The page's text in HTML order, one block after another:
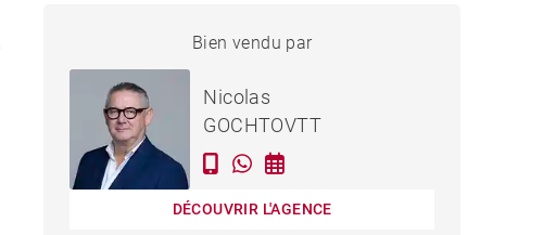
APPARTEMENT BORDEAUX
- 74 M²
Bien vendu par
Nicolas
GOCHTOVTT
DÉCOUVRIR L'AGENCE